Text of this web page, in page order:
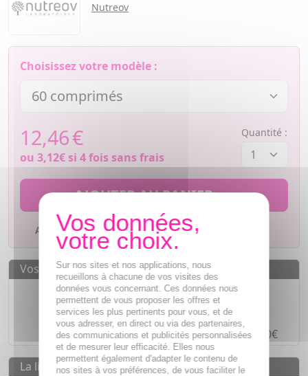
Nutreov
Choisissez votre modèle :
12,46€
ou 3,12€si 4 fois sans frais
Quantité :
AJOUTER AU PANIER
Ajouter à mes favoris
Vos avantages
Des prixIMBATTABLES
Paiement en ligneSÉCURISÉ
Paiement en4 fois sans fraisà partir de 30€
La livraison
Sur nos sites et nos applications, nous
recueillons à chacune de vos visites des
données vous concernant. Ces données nous
permettent de vous proposer les offres et
services les plus pertinents pour vous, et de
vous adresser, en direct ou via des partenaires,
des communications et publicités personnalisées
et de mesurer leur efficacité. Elles nous
permettent également d'adapter le contenu de
nos sites à vos préférences, de vous faciliter le